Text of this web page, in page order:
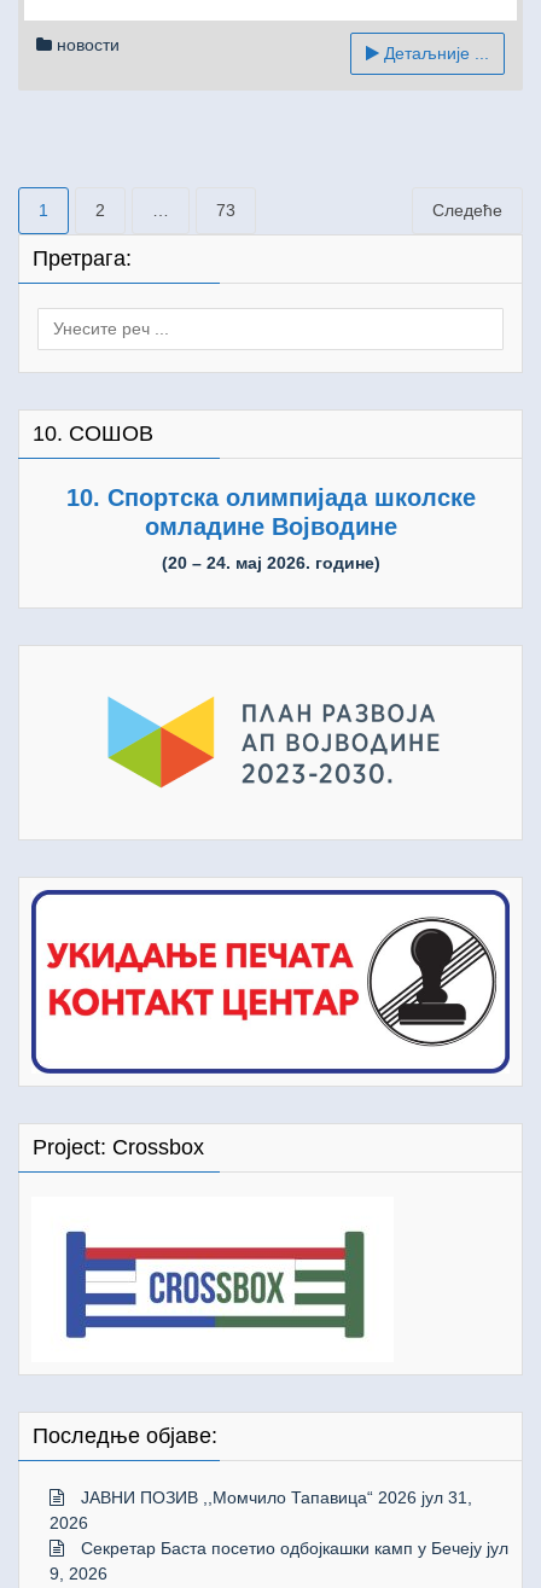
новости Детаљније ...
Пагинација
чланака
1 2 73 Следеће
Претрага:
Search
10. СОШОВ
10. Спортска олимпијада школске
омладине Војводине
(20 – 24. мај 2026. године)
Project: Crossbox
Последње објаве:
ЈАВНИ ПОЗИВ ,,Момчило Тапавица“ 2026 јул 31,
2026
Секретар Баста посетио одбојкашки камп у Бечеју јул
9, 2026